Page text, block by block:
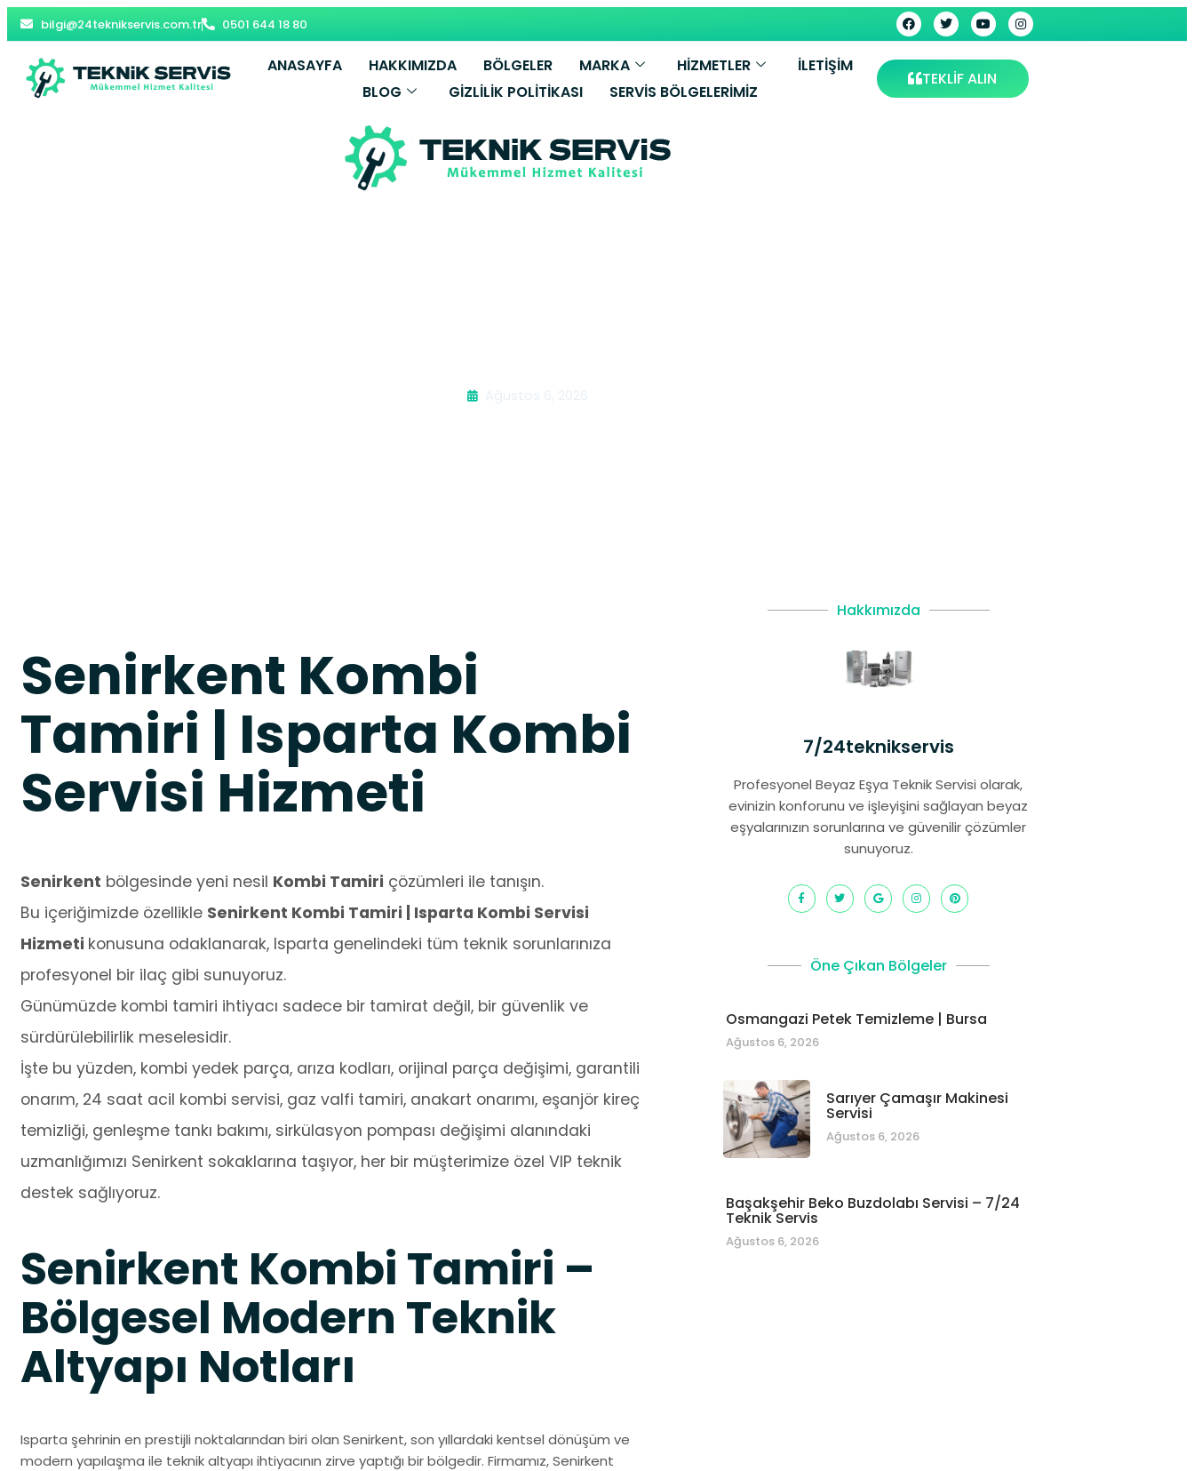
bilgi@24teknikservis.com.tr 0501 644 18 80
ANASAYFA HAKKIMIZDA BÖLGELER MARKA HİZMETLER
İLETIŞIM
BLOG
GIZLILIK POLITIKASI SERVIS BÖLGELERIMIZ
TEKLİF ALIN
Ağustos 6, 2026
Senirkent Kombi
Tamiri | Isparta Kombi
Servisi Hizmeti
Senirkent bölgesinde yeni nesil Kombi Tamiri çözümleri ile tanışın.
Bu içeriğimizde özellikle Senirkent Kombi Tamiri | Isparta Kombi Servisi
Hizmeti konusuna odaklanarak, Isparta genelindeki tüm teknik sorunlarınıza
profesyonel bir ilaç gibi sunuyoruz.
Günümüzde kombi tamiri ihtiyacı sadece bir tamirat değil, bir güvenlik ve
sürdürülebilirlik meselesidir.
İşte bu yüzden, kombi yedek parça, arıza kodları, orijinal parça değişimi, garantili
onarım, 24 saat acil kombi servisi, gaz valfi tamiri, anakart onarımı, eşanjör kireç
temizliği, genleşme tankı bakımı, sirkülasyon pompası değişimi alanındaki
uzmanlığımızı Senirkent sokaklarına taşıyor, her bir müşterimize özel VIP teknik
destek sağlıyoruz.
Senirkent Kombi Tamiri –
Bölgesel Modern Teknik
Altyapı Notları
Isparta şehrinin en prestijli noktalarından biri olan Senirkent, son yıllardaki kentsel dönüşüm ve
modern yapılaşma ile teknik altyapı ihtiyacının zirve yaptığı bir bölgedir. Firmamız, Senirkent
Hakkımızda
7/24teknikservis
Profesyonel Beyaz Eşya Teknik Servisi olarak,
evinizin konforunu ve işleyişini sağlayan beyaz
eşyalarınızın sorunlarına ve güvenilir çözümler
sunuyoruz.
Öne Çıkan Bölgeler
Osmangazi Petek Temizleme | Bursa
Ağustos 6, 2026
Sarıyer Çamaşır Makinesi
Servisi
Ağustos 6, 2026
Başakşehir Beko Buzdolabı Servisi – 7/24
Teknik Servis
Ağustos 6, 2026